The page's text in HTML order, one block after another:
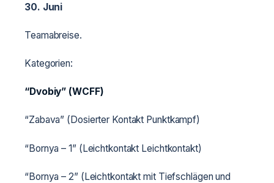
30. Juni
Teamabreise.
Kategorien:
“Dvobiy” (WCFF)
“Zabava” (Dosierter Kontakt Punktkampf)
“Bornya – 1” (Leichtkontakt Leichtkontakt)
“Bornya – 2” (Leichtkontakt mit Tiefschlägen und